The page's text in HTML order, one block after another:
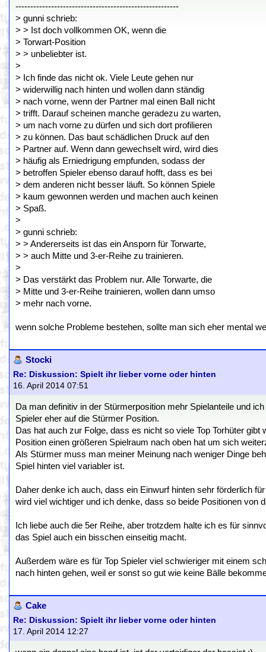
-------------------------------------------------------
> gunni schrieb:
> > Ist doch vollkommen OK, wenn die
> Torwart-Position
> > unbeliebter ist.
>
> Ich finde das nicht ok. Viele Leute gehen nur
> widerwillig nach hinten und wollen dann ständig
> nach vorne, wenn der Partner mal einen Ball nicht
> trifft. Darauf scheinen manche geradezu zu warten,
> um nach vorne zu dürfen und sich dort profilieren
> zu können. Das baut schädlichen Druck auf den
> Partner auf. Wenn dann gewechselt wird, wird dies
> häufig als Erniedrigung empfunden, sodass der
> betroffen Spieler ebenso darauf hofft, dass es bei
> dem anderen nicht besser läuft. So können Spiele
> kaum gewonnen werden und machen auch keinen
> Spaß.
>
> gunni schrieb:
> > Andererseits ist das ein Ansporn für Torwarte,
> > auch Mitte und 3-er-Reihe zu trainieren.
>
> Das verstärkt das Problem nur. Alle Torwarte, die
> Mitte und 3-er-Reihe trainieren, wollen dann umso
> mehr nach vorne.
wenn solche Probleme bestehen, sollte man sich eher mental
Stocki
Re: Diskussion: Spielt ihr lieber vorne oder hinten
16. April 2014 07:51
Da man definitiv in der Stürmerposition mehr Spielanteile und
Spieler eher auf die Stürmer Position.
Das hat auch zur Folge, dass es nicht so viele Top Torhüter
Position einen größeren Spielraum nach oben hat um sich
Als Stürmer muss man meiner Meinung nach weniger Dinge
Spiel hinten viel variabler ist.
Daher denke ich auch, dass ein Einwurf hinten sehr förderlich
wird viel wichtiger und ich denke, dass so beide Positionen von
Ich liebe auch die 5er Reihe, aber trotzdem halte ich es für
das Spiel auch ein bisschen einseitig macht.
Außerdem wäre es für Top Spieler viel schwieriger mit einem
nach hinten gehen, weil er sonst so gut wie keine Bälle
Cake
Re: Diskussion: Spielt ihr lieber vorne oder hinten
17. April 2014 12:27